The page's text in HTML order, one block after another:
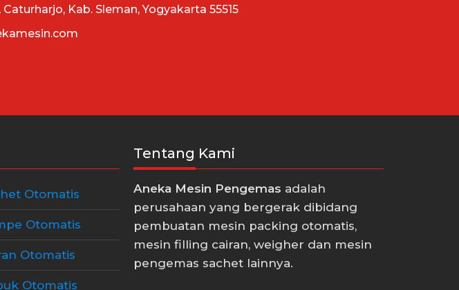
Kab. Sleman, Yogyakarta 55515
Otomatis
Otomatis
Otomatis
Otomatis
Tentang Kami
Aneka Mesin Pengemas adalah
perusahaan yang bergerak dibidang
pembuatan mesin packing otomatis,
mesin filling cairan, weigher dan mesin
pengemas sachet lainnya.